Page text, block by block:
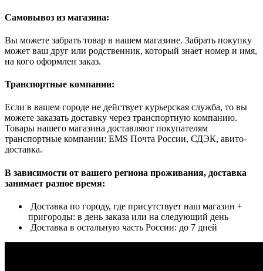
Самовывоз из магазина:
Вы можете забрать товар в нашем магазине. Забрать покупку
может ваш друг или родственник, который знает номер и имя,
на кого оформлен заказ.
Транспортные компании:
Если в вашем городе не действует курьерская служба, то вы
можете заказать доставку через транспортную компанию.
Товары нашего магазина доставляют покупателям
транспортные компании: EMS Почта России, СДЭК, авито-
доставка.
В зависимости от вашего региона проживания, доставка
занимает разное время:
Доставка по городу, где присутствует наш магазин +
пригороды: в день заказа или на следующий день
Доставка в остальную часть России: до 7 дней